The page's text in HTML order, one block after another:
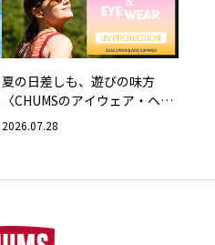
夏の日差しも、遊びの味方
〈CHUMSのアイウェア・ヘッ
ドウェア〉
2026.07.28